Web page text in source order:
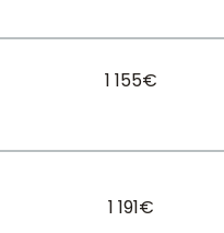
1 155€
1 191€